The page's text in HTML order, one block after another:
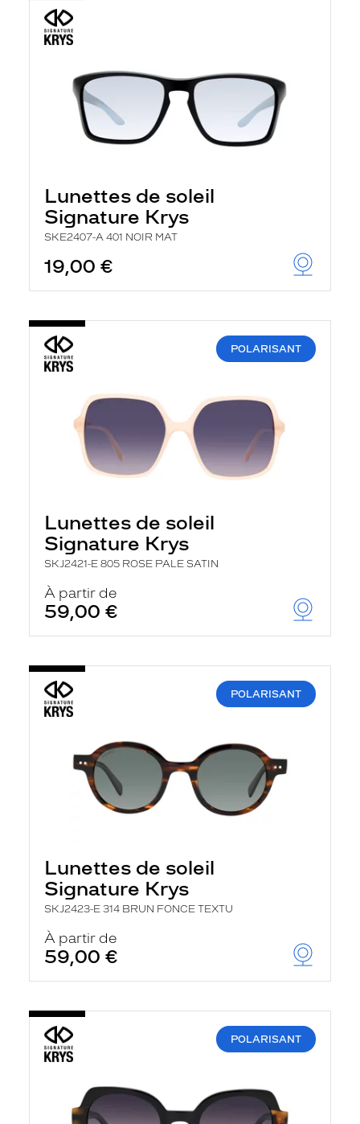
Lunettes de soleil
Signature Krys
SKE2407-A 401 NOIR MAT
19,00 €
POLARISANT
Lunettes de soleil
Signature Krys
SKJ2421-E 805 ROSE PALE SATIN
À partir de
59,00 €
POLARISANT
Lunettes de soleil
Signature Krys
SKJ2423-E 314 BRUN FONCE TEXTU
À partir de
59,00 €
POLARISANT